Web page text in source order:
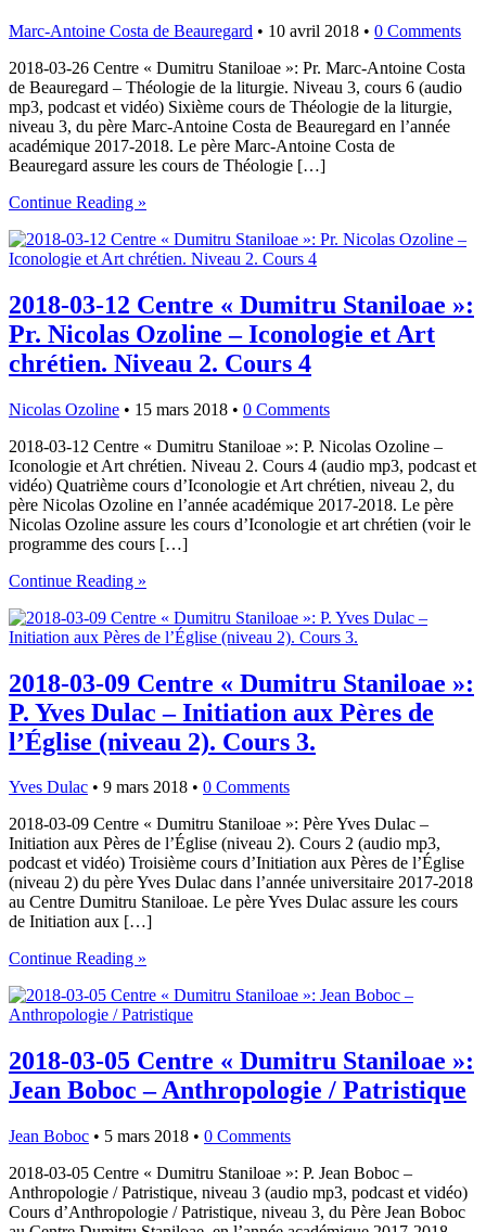
Marc-Antoine Costa de Beauregard • 10 avril 2018 • 0 Comments
2018-03-26 Centre « Dumitru Staniloae »: Pr. Marc-Antoine Costa
de Beauregard – Théologie de la liturgie. Niveau 3, cours 6 (audio
mp3, podcast et vidéo) Sixième cours de Théologie de la liturgie,
niveau 3, du père Marc-Antoine Costa de Beauregard en l’année
académique 2017-2018. Le père Marc-Antoine Costa de
Beauregard assure les cours de Théologie […]
Continue Reading »
2018-03-12 Centre « Dumitru Staniloae »:
Pr. Nicolas Ozoline – Iconologie et Art
chrétien. Niveau 2. Cours 4
Nicolas Ozoline • 15 mars 2018 • 0 Comments
2018-03-12 Centre « Dumitru Staniloae »: P. Nicolas Ozoline –
Iconologie et Art chrétien. Niveau 2. Cours 4 (audio mp3, podcast et
vidéo) Quatrième cours d’Iconologie et Art chrétien, niveau 2, du
père Nicolas Ozoline en l’année académique 2017-2018. Le père
Nicolas Ozoline assure les cours d’Iconologie et art chrétien (voir le
programme des cours […]
Continue Reading »
2018-03-09 Centre « Dumitru Staniloae »:
P. Yves Dulac – Initiation aux Pères de
l’Église (niveau 2). Cours 3.
Yves Dulac • 9 mars 2018 • 0 Comments
2018-03-09 Centre « Dumitru Staniloae »: Père Yves Dulac –
Initiation aux Pères de l’Église (niveau 2). Cours 2 (audio mp3,
podcast et vidéo) Troisième cours d’Initiation aux Pères de l’Église
(niveau 2) du père Yves Dulac dans l’année universitaire 2017-2018
au Centre Dumitru Staniloae. Le père Yves Dulac assure les cours
de Initiation aux […]
Continue Reading »
2018-03-05 Centre « Dumitru Staniloae »:
Jean Boboc – Anthropologie / Patristique
Jean Boboc • 5 mars 2018 • 0 Comments
2018-03-05 Centre « Dumitru Staniloae »: P. Jean Boboc –
Anthropologie / Patristique, niveau 3 (audio mp3, podcast et vidéo)
Cours d’Anthropologie / Patristique, niveau 3, du Père Jean Boboc